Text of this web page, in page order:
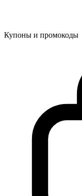
Купоны и промокоды